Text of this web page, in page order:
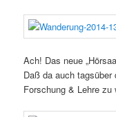
Ach! Das neue
Daß da auch
Forschung & Lehre zu